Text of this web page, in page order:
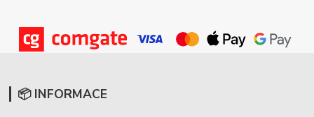
📦 INFORMACE